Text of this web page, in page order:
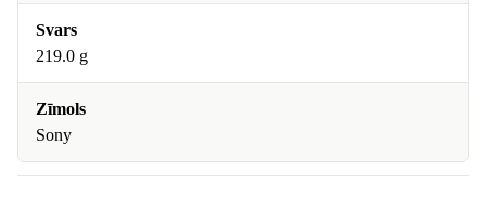
Svars
219.0 g
Zīmols
Sony